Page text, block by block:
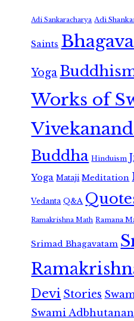
Adi Sankaracharya Adi
Saints
Yoga
Works of
Buddha Hinduism
Yoga Mataji Meditation
Vedanta Q&A
Ramakrishna Math Ramana
Srimad Bhagavatam
Devi Stories
Swami